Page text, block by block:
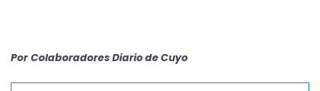
Por Colaboradores Diario de Cuyo